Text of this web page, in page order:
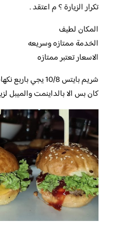
تكرار الزيارة ؟ م اعتقد .
المكان لطيف
الخدمة ممتازه وسريعه
الاسعار تعتبر ممتازه
شريم بايتس 10/
كان بس الا بالداينمت والميبل